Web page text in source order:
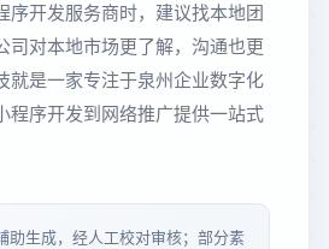
序开发服务商时，建议找本地团
司对本地市场更了解，沟通也更
就是一家专注于泉州企业数字化
程序开发到网络推广提供一站式
助生成，经人工校对审核；部分素